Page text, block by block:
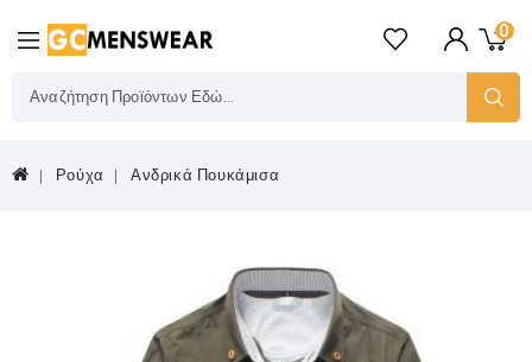
0
Ρούχα Ανδρικά Πουκάμισα